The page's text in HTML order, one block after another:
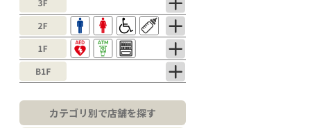
カテゴリ別で店舗を探す